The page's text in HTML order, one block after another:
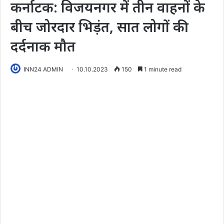
कर्नाटक: विजयनगर में तीन वाहनों के
बीच जोरदार भिड़ंत, सात लोगों की
दर्दनाक मौत
INN24 ADMIN 10.10.2023 150 1 minute read